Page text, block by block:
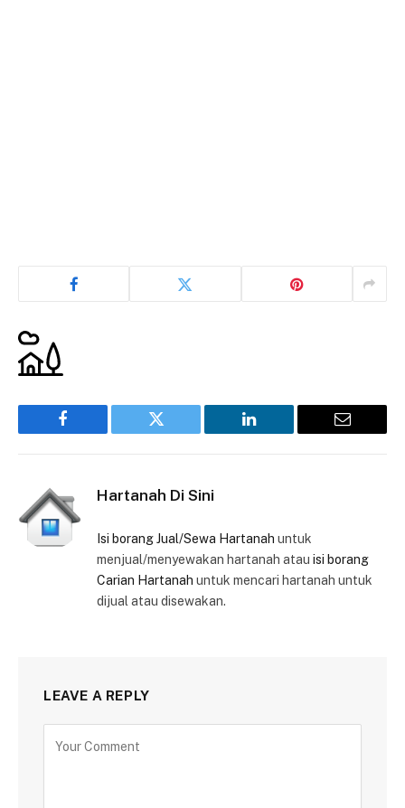
Facebook Twitter LinkedIn Email
Hartanah Di Sini
Isi borang Jual/Sewa Hartanah untuk
menjual/menyewakan hartanah atau isi borang
Carian Hartanah untuk mencari hartanah untuk
dijual atau disewakan.
LEAVE A REPLY